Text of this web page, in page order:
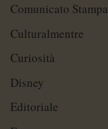
Comunicato Stampa
Culturalmentre
Curiosità
Disney
Editoriale